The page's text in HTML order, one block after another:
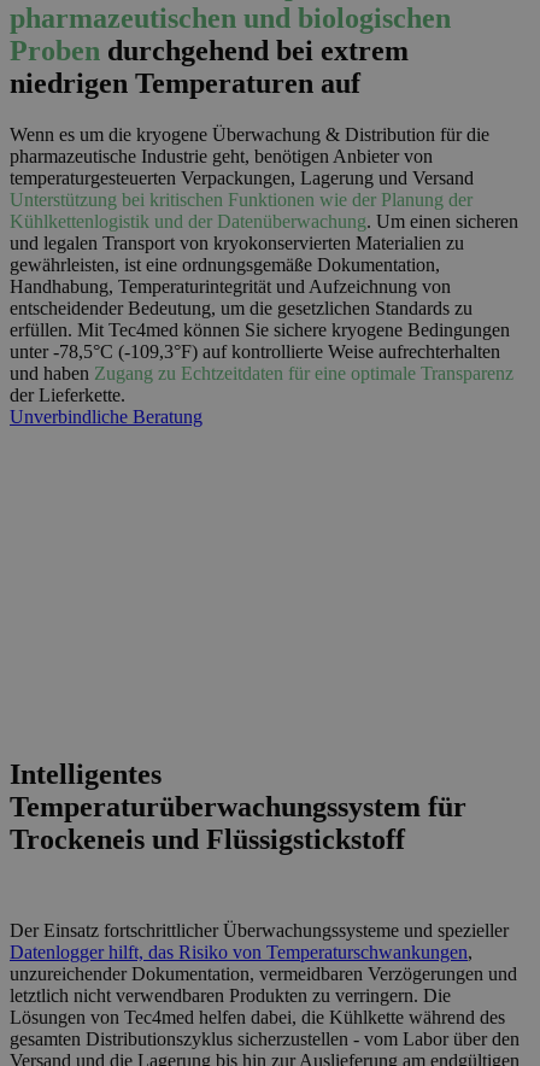
pharmazeutischen und biologischen
Proben durchgehend bei extrem
niedrigen Temperaturen auf
Wenn es um die kryogene Überwachung & Distribution für die
pharmazeutische Industrie geht, benötigen Anbieter von
temperaturgesteuerten Verpackungen, Lagerung und Versand
Unterstützung bei kritischen Funktionen wie der Planung der
Kühlkettenlogistik und der Datenüberwachung. Um einen sicheren
und legalen Transport von kryokonservierten Materialien zu
gewährleisten, ist eine ordnungsgemäße Dokumentation,
Handhabung, Temperaturintegrität und Aufzeichnung von
entscheidender Bedeutung, um die gesetzlichen Standards zu
erfüllen. Mit Tec4med können Sie sichere kryogene Bedingungen
unter -78,5°C (-109,3°F) auf kontrollierte Weise aufrechterhalten
und haben Zugang zu Echtzeitdaten für eine optimale Transparenz
der Lieferkette.
Unverbindliche Beratung
Intelligentes
Temperaturüberwachungssystem für
Trockeneis und Flüssigstickstoff
Der Einsatz fortschrittlicher Überwachungssysteme und spezieller
Datenlogger hilft, das Risiko von Temperaturschwankungen,
unzureichender Dokumentation, vermeidbaren Verzögerungen und
letztlich nicht verwendbaren Produkten zu verringern. Die
Lösungen von Tec4med helfen dabei, die Kühlkette während des
gesamten Distributionszyklus sicherzustellen - vom Labor über den
Versand und die Lagerung bis hin zur Auslieferung am endgültigen